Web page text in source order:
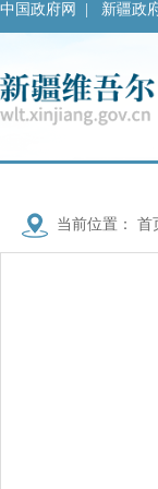
中国政府网 新疆政
当前位置： 首